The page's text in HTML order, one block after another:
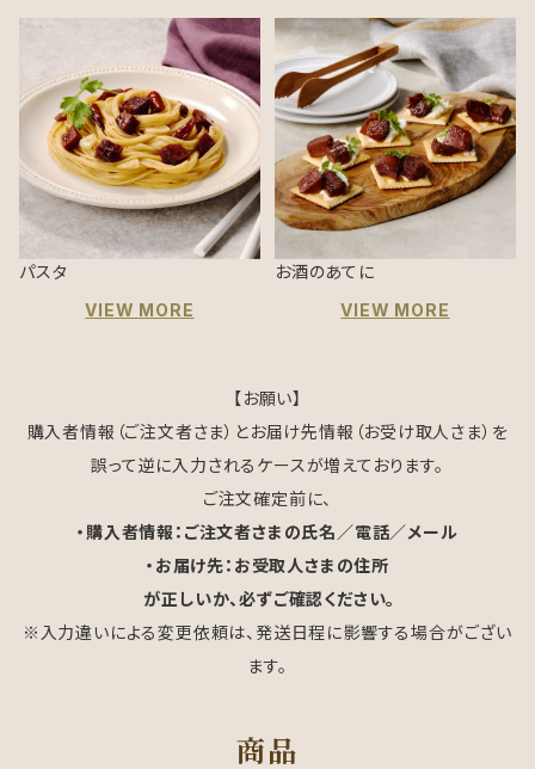
パスタ
VIEW MORE
お酒のあてに
VIEW MORE
【お願い】
購入者情報（ご注文者さま）とお届け先情報（お受け取人さま）を
誤って逆に入力されるケースが増えております。
ご注文確定前に、
・購入者情報：ご注文者さまの氏名／電話／メール
・お届け先：お受取人さまの住所
が正しいか、必ずご確認ください。
※入力違いによる変更依頼は、発送日程に影響する場合がござい
ます。
商品